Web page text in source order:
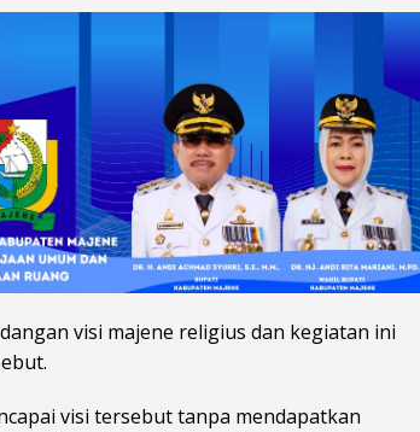
visi majene religius dan kegiatan ini
visi tersebut tanpa mendapatkan